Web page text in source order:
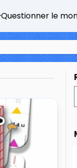
Questionner le